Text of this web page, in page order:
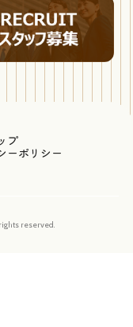
プ
ーポリシー
rights reserved.